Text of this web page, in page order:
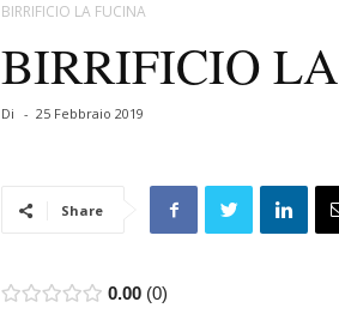
BIRRIFICIO LA FUCINA
BIRRIFICIO
Di - 25 Febbraio 2019
Share
0.00 0